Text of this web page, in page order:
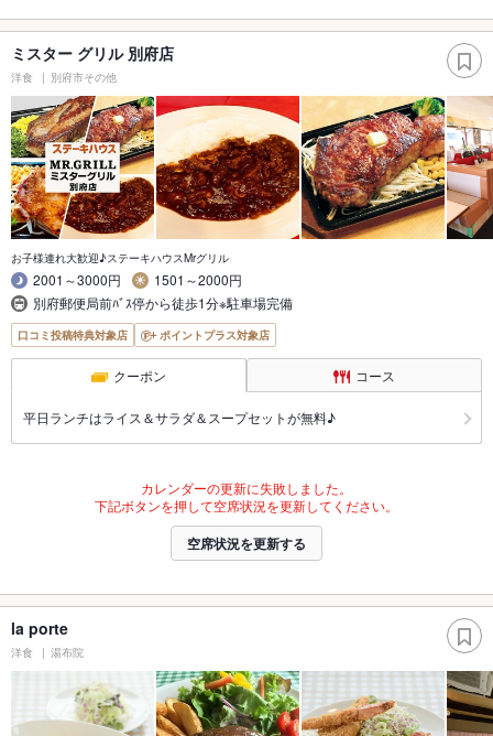
ミスター グリル 別府店
洋食 別府市その他
お子様連れ大歓迎♪ステーキハウスMrグリル
2001～3000円
1501～2000円
別府郵便局前ﾊﾞｽ停から徒歩1分※駐車場完備
口コミ投稿特典対象店 ポイントプラス対象店
クーポン コース
平日ランチはライス＆サラダ＆スープセットが無料♪
カレンダーの更新に失敗しました。
下記ボタンを押して空席状況を更新してください。
空席状況を更新する
la porte
洋食 湯布院